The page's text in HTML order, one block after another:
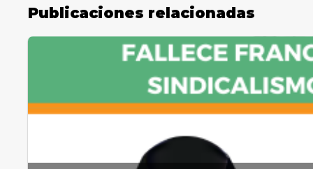
Publicaciones relacionadas